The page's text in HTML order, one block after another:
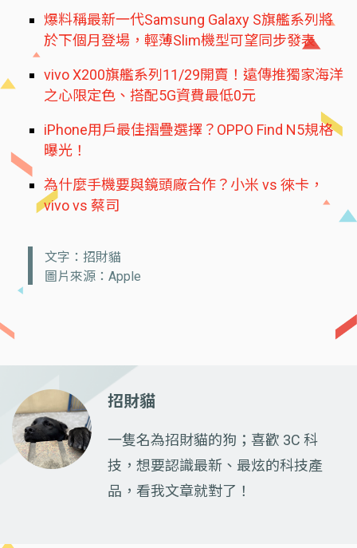
爆料稱最新一代Samsung Galaxy S旗艦系列將
於下個月登場，輕薄Slim機型可望同步發表
vivo X200旗艦系列11/29開賣！遠傳推獨家海洋
之心限定色、搭配5G資費最低0元
iPhone用戶最佳摺疊選擇？OPPO Find N5規格
曝光！
為什麼手機要與鏡頭廠合作？小米 vs 徠卡，
vivo vs 蔡司
文字：招財貓
圖片來源：Apple
招財貓
一隻名為招財貓的狗；喜歡 3C 科
技，想要認識最新、最炫的科技產
品，看我文章就對了！